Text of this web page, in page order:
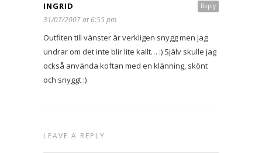
Reply
INGRID
31/07/2007 at 6:55 pm
Outfiten till vänster är verkligen snygg men jag
undrar om det inte blir lite kallt… :) Själv skulle jag
också använda koftan med en klänning, skönt
och snyggt :)
LEAVE A REPLY